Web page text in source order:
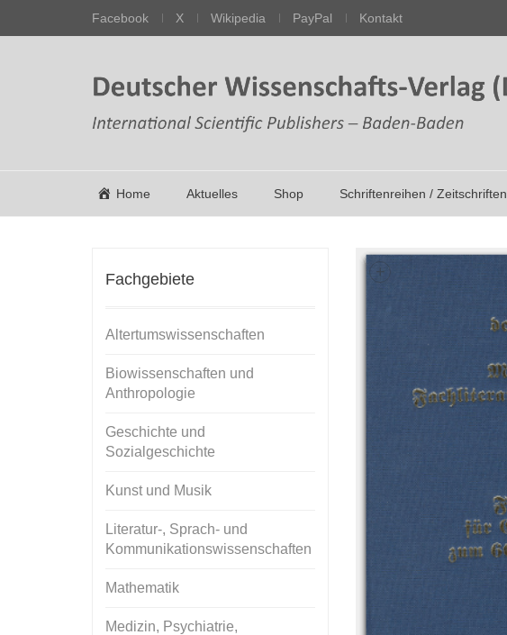
Facebook X Wikipedia PayPal Kontakt
Home Aktuelles Shop Schriftenreihen / Zeitschriften
+
Fachgebiete
Altertumswissenschaften
Biowissenschaften und
Anthropologie
Geschichte und
Sozialgeschichte
Kunst und Musik
Literatur-, Sprach- und
Kommunikationswissenschaften
Mathematik
Medizin, Psychiatrie,